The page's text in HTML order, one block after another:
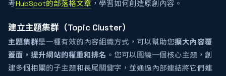
考HubSpot的部落格文章 ，學習如何創造原創內容。
建立主題集群（Topic Cluster）
主題集群是一種有效的內容組織方式，可以幫助您擴大內容覆
蓋面，提升網站的權重和排名 。您可以圍繞一個核心主題，創
建多個相關的子主題和長尾關鍵字，並通過內部連結將它們連